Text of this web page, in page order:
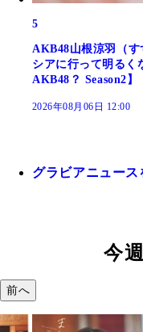
5
AKB48山根涼羽（
シアに行って明るく
AKB48？ Season2】
2026年08月06日 12:00
グラビアニュース
今
前へ